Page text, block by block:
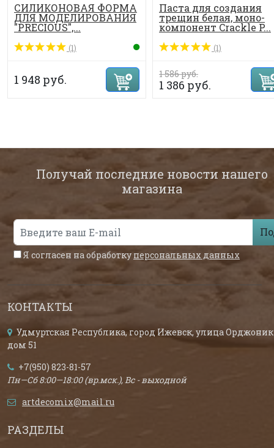
СИЛИКОНОВАЯ ФОРМА
ДЛЯ МОДЕЛИРОВАНИЯ
"PRECIOUS",...
(1)
1 948 руб.
Паста для создания
трещин белая, моно-
компонент Crackle P...
(1)
1 586 руб.
1 386 руб.
Получай последние новости нашего
магазина
Я согласен на обработку персональных данных
КОНТАКТЫ
Удмуртская Республика, город Ижевск, улица
дом 51
+7(950) 823-81-57
Пн—Сб 8:00—18:00 (вр.мск.), Вс - выходной
artdecomix@mail.ru
РАЗДЕЛЫ